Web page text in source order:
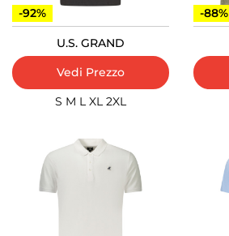
-92%
U.S. GRAND
Vedi Prezzo
S M L XL 2XL
-88%